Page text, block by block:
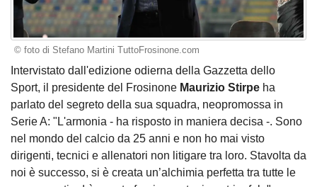
© foto di Stefano Martini TuttoFrosinone.com
Intervistato dall'edizione odierna della Gazzetta dello
Sport, il presidente del Frosinone Maurizio Stirpe ha
parlato del segreto della sua squadra, neopromossa in
Serie A: "L'armonia - ha risposto in maniera decisa -. Sono
nel mondo del calcio da 25 anni e non ho mai visto
dirigenti, tecnici e allenatori non litigare tra loro. Stavolta da
noi è successo, si è creata un’alchimia perfetta tra tutte le